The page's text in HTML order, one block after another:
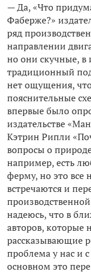
— Да, «Что
Фаберже?»
ряд
направлении
но они скучные, в
традиционный
нет ощущения,
пояснительные
впервые было
издательстве
Кэтрин Рипли
вопросы о
например, есть
ферму, но это все
встречаются и
надеюсь, что в
авторов, которые
рассказывающие
проблема у нас и
основном это